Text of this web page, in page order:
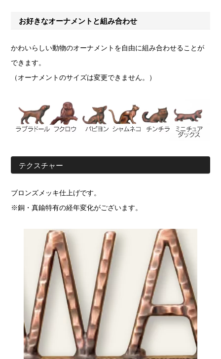
お好きなオーナメントと組み合わせ
かわいらしい動物のオーナメントを自由に組み合わせることが
できます。
（オーナメントのサイズは変更できません。）
テクスチャー
ブロンズメッキ仕上げです。
※銅・真鍮特有の経年変化がございます。